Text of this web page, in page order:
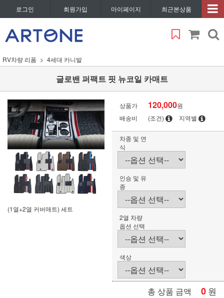
로그인 회원가입 마이페이지 최근본상품
RV차량 리폼 4세대 카니발
글로밴 퍼팩트 핏 뉴코일 카매트
(1열+2열 커버매트) 세트
상품가 120,000원
배송비
(조건) 지역별
차종 및 연
식
인승 및 유
종
2열 차량
옵션 선택
색상
총 상품 금액 0 원